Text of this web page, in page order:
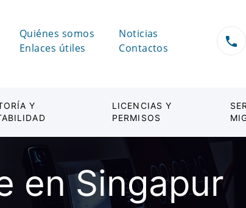
Quiénes somos
Enlaces útiles
Noticias
Contactos
Y
LICENCIAS Y
PERMISOS
en Singapur